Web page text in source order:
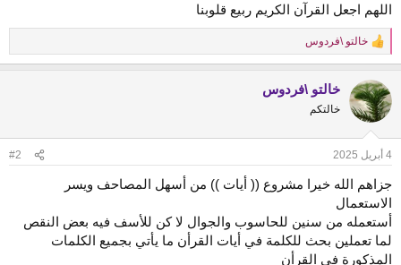
اللهم اجعل القرآن الكريم ربيع قلوبنا
R
e
c
t
i
n
s
خالتو \فردوس
خالتو \فردوس
خالتكم
4 أبريل 2025 #2
جزاهم الله خيرا مشروع (( أيات )) من أسهل المصاحف ويسر
الاستعمال
أستعمله من سنين للحاسوب والجوال لا كن للأسف فيه بعض النقص
لما تعملين بحث للكلمة في أيات القرأن ما يأتي بجميع الكلمات
المذكورة في القرأن